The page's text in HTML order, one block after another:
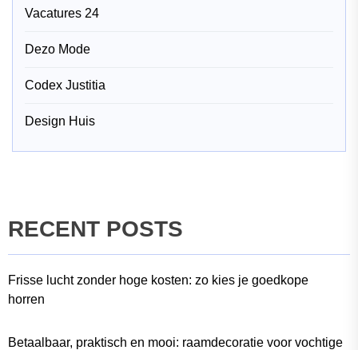
Vacatures 24
Dezo Mode
Codex Justitia
Design Huis
RECENT POSTS
Frisse lucht zonder hoge kosten: zo kies je goedkope
horren
Betaalbaar, praktisch en mooi: raamdecoratie voor vochtige